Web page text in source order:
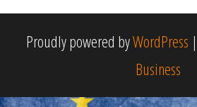
Proudly powered byWordPress |
Business